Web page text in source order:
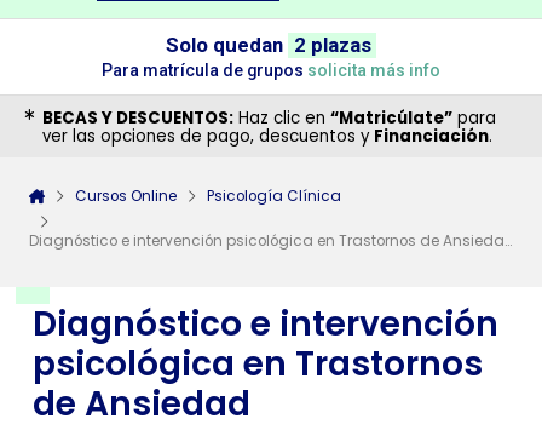
Diagnóstico e intervención
psicológica en Trastornos
de Ansiedad
Solo quedan 2 plazas
Para matrícula de grupos solicita más info
BECAS Y DESCUENTOS: Haz clic en “Matricúlate” para
ver las opciones de pago, descuentos y Financiación.
Cursos Online Psicología Clínica
Diagnóstico e intervención psicológica en Trastornos de Ansiedad
¿Necesitas más información
sobre un curso?